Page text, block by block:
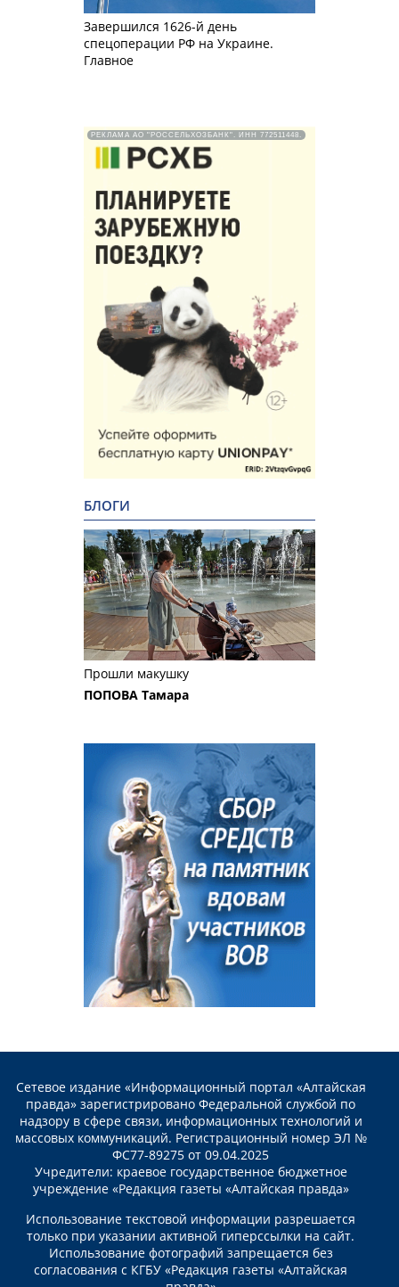
Завершился 1626-й день
спецоперации РФ на Украине.
Главное
РЕКЛАМА АО "РОССЕЛЬХОЗБАНК". ИНН 772511448.
БЛОГИ
Прошли макушку
ПОПОВА Тамара
Сетевое издание «Информационный портал «Алтайская
правда» зарегистрировано Федеральной службой по
надзору в сфере связи, информационных технологий и
массовых коммуникаций. Регистрационный номер ЭЛ №
ФС77-89275 от 09.04.2025
Учредители: краевое государственное бюджетное
учреждение «Редакция газеты «Алтайская правда»
Использование текстовой информации разрешается
только при указании активной гиперссылки на сайт.
Использование фотографий запрещается без
согласования с КГБУ «Редакция газеты «Алтайская